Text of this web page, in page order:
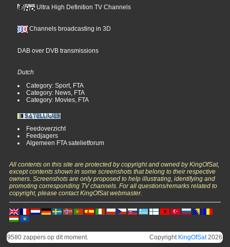
Ultra High Definition TV Channels
Channels broadcasting in 3D
DAB over DVB transmissions
Dutch
Category: Sport, FTA
Category: News, FTA
Category: Movies, FTA
Feedoverzicht
Feedjagers
Algemeen FTA satelietforum
All contents on this site are protected by copyright and owned by KingOfSat,
except contents shown in some screenshots that belong to their respective
owners. Screenshots are only proposed to help illustrating, identifying and
promoting corresponding TV channels. For all questions/remarks related to
copyright, please contact KingOfSat webmaster.
9580 zappers op dit moment. Copyright KingOfSat2026